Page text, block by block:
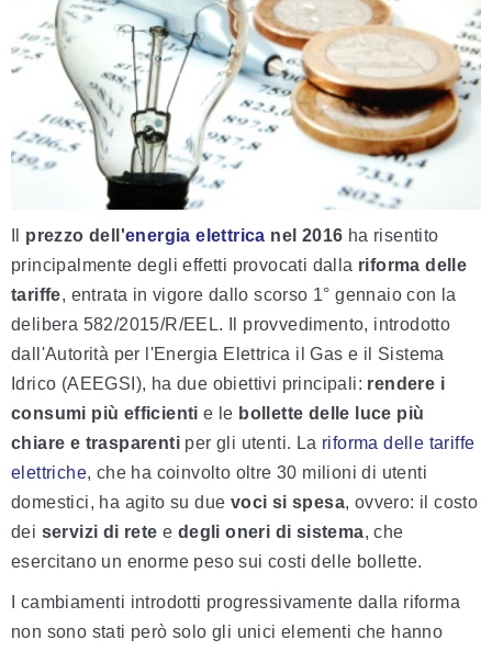
prezzo dell'energia elettrica nel 2016 ha risentito
principalmente degli effetti provocati dalla riforma delle
tariffe, entrata in vigore dallo scorso 1° gennaio con la
delibera 582/2015/R/EEL. Il provvedimento, introdotto
dall'Autorità per l'Energia Elettrica il Gas e il Sistema
Idrico (AEEGSI), ha due obiettivi principali: rendere i
consumi più efficienti e le bollette delle luce più
chiare e trasparenti per gli utenti. La riforma delle tariffe
elettriche, che ha coinvolto oltre 30 milioni di utenti
domestici, ha agito su due voci si spesa, ovvero: il costo
dei servizi di rete e degli oneri di sistema, che
esercitano un enorme peso sui costi delle bollette.
I cambiamenti introdotti progressivamente dalla riforma
non sono stati però solo gli unici elementi che hanno